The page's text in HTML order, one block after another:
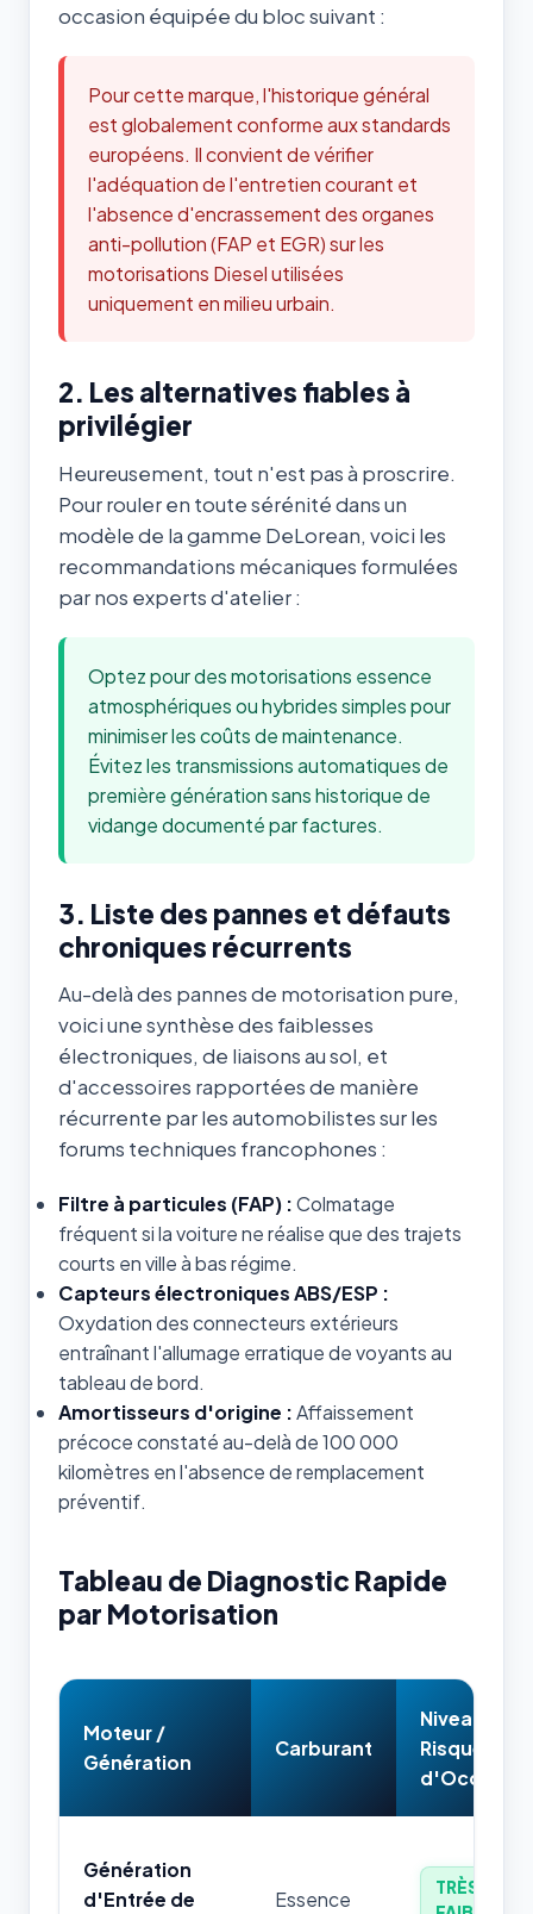
occasion équipée du bloc suivant :
Pour cette marque, l'historique général
est globalement conforme aux standards
européens. Il convient de vérifier
l'adéquation de l'entretien courant et
l'absence d'encrassement des organes
anti-pollution (FAP et EGR) sur les
motorisations Diesel utilisées
uniquement en milieu urbain.
2. Les alternatives fiables à
privilégier
Heureusement, tout n'est pas à proscrire.
Pour rouler en toute sérénité dans un
modèle de la gamme DeLorean, voici les
recommandations mécaniques formulées
par nos experts d'atelier :
Optez pour des motorisations essence
atmosphériques ou hybrides simples pour
minimiser les coûts de maintenance.
Évitez les transmissions automatiques de
première génération sans historique de
vidange documenté par factures.
3. Liste des pannes et défauts
chroniques récurrents
Au-delà des pannes de motorisation pure,
voici une synthèse des faiblesses
électroniques, de liaisons au sol, et
d'accessoires rapportées de manière
récurrente par les automobilistes sur les
forums techniques francophones :
Filtre à particules (FAP) :Colmatage
fréquent si la voiture ne réalise que des trajets
courts en ville à bas régime.
Capteurs électroniques ABS/ESP :
Oxydation des connecteurs extérieurs
entraînant l'allumage erratique de voyants au
tableau de bord.
Amortisseurs d'origine :Affaissement
précoce constaté au-delà de 100 000
kilomètres en l'absence de remplacement
préventif.
Tableau de Diagnostic Rapide
par Motorisation
Moteur /
Génération
Carburant
Niveau de
Risque
d'Occasion
Génération
d'Entrée de
Essence
TRÈS